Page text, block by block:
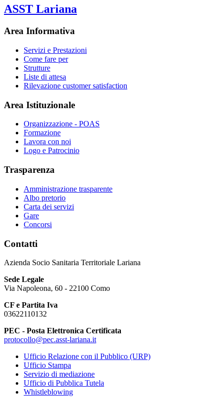
ASST Lariana
Area Informativa
Servizi e Prestazioni
Come fare per
Strutture
Liste di attesa
Rilevazione customer satisfaction
Area Istituzionale
Organizzazione - POAS
Formazione
Lavora con noi
Logo e Patrocinio
Trasparenza
Amministrazione trasparente
Albo pretorio
Carta dei servizi
Gare
Concorsi
Contatti
Azienda Socio Sanitaria Territoriale Lariana
Sede Legale
Via Napoleona, 60 - 22100 Como
CF e Partita Iva
03622110132
PEC - Posta Elettronica Certificata
protocollo@pec.asst-lariana.it
Ufficio Relazione con il Pubblico (URP)
Ufficio Stampa
Servizio di mediazione
Ufficio di Pubblica Tutela
Whistleblowing